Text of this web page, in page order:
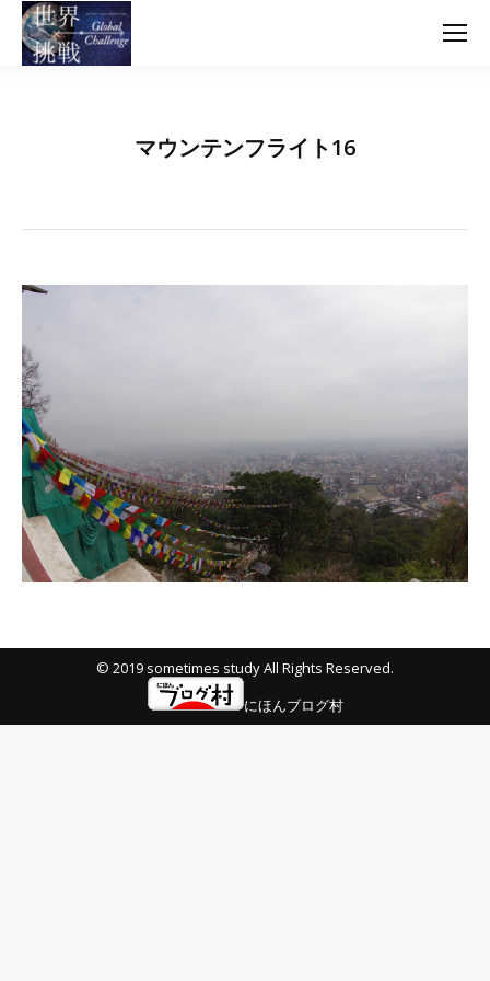
マウンテンフライト16
© 2019 sometimes study All Rights Reserved.
にほんブログ村